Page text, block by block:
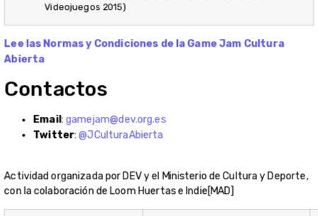
Videojuegos 2015)
Lee las Normas y Condiciones de la Game Jam Cultura
Abierta
Contactos
Email: gamejam@dev.org.es
Twitter: @JCulturaAbierta
Actividad organizada por DEV y el Ministerio de Cultura y Deporte,
con la colaboración de Loom Huertas e Indie[MAD]